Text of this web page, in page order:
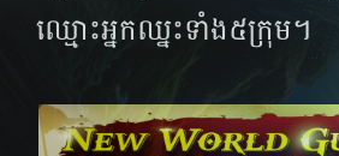
ឈ្មោះអ្នកឈ្នះទាំង៥​ក្រុម។